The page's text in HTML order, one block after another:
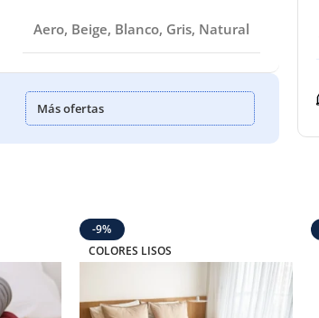
Aero, Beige, Blanco, Gris, Natural
Más ofertas
-9%
COLORES LISOS